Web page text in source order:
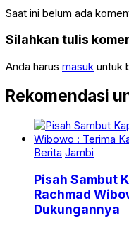
Saat ini belum ada
Silahkan tulis
Anda harus masuk untuk
Rekomendasi
Berita Jambi
Pisah Sambut
Rachmad
Dukungannya